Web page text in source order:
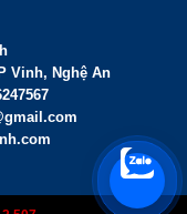
Vinh, Nghệ An